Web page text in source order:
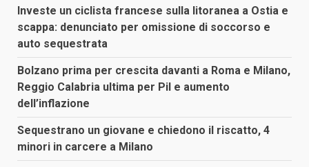
Investe un ciclista francese sulla litoranea a Ostia e
scappa: denunciato per omissione di soccorso e
auto sequestrata
Bolzano prima per crescita davanti a Roma e Milano,
Reggio Calabria ultima per Pil e aumento
dell’inflazione
Sequestrano un giovane e chiedono il riscatto, 4
minori in carcere a Milano